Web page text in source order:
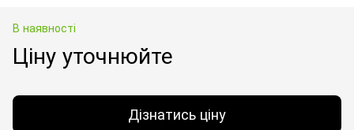
В наявності
Ціну уточнюйте
Дізнатись ціну